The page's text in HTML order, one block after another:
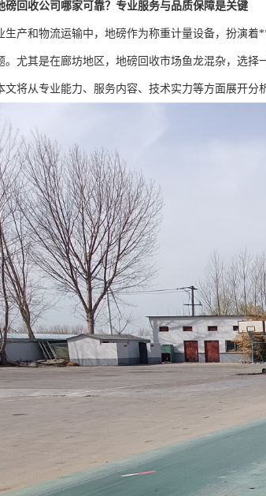
磅回收公司哪家可靠？专业服务与品质保障是关键
生产和物流运输中，地磅作为称重计量设备，扮演
。尤其是在廊坊地区，地磅回收市场鱼龙混杂，选
文将从专业能力、服务内容、技术实力等方面展开分